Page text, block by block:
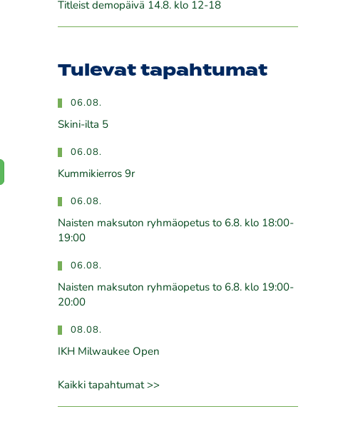
Titleist demopäivä 14.8. klo 12-18
Tulevat tapahtumat
06.08.
Skini-ilta 5
06.08.
Kummikierros 9r
06.08.
Naisten maksuton ryhmäopetus to 6.8. klo 18:00-
19:00
06.08.
Naisten maksuton ryhmäopetus to 6.8. klo 19:00-
20:00
08.08.
IKH Milwaukee Open
Kaikki tapahtumat >>